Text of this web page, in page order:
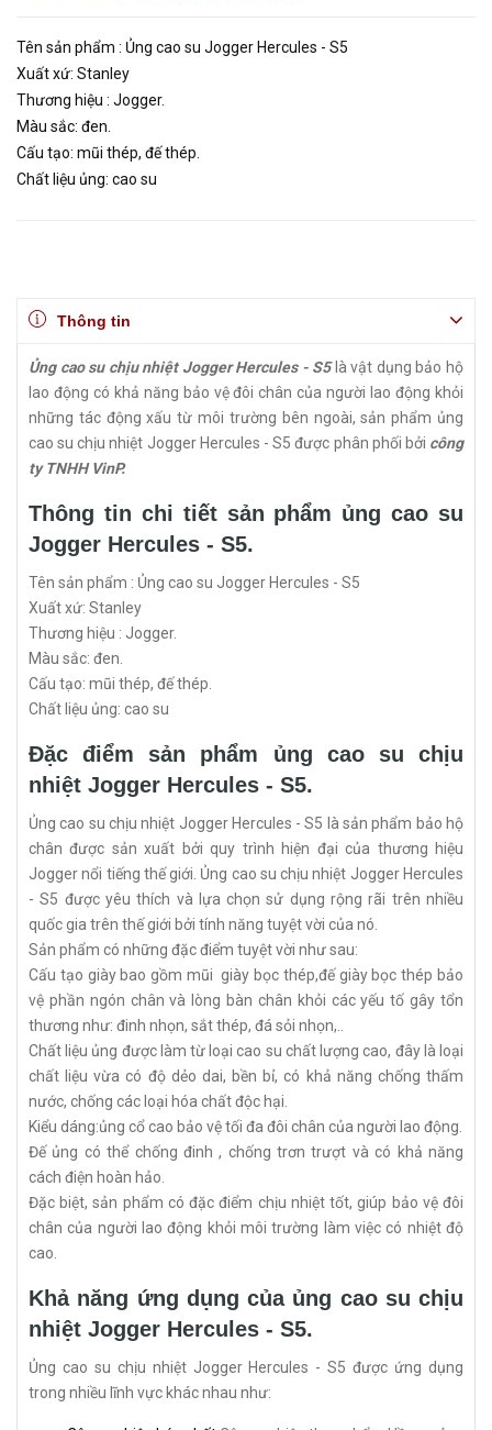
Tên sản phẩm : Ủng cao su Jogger Hercules - S5
Xuất xứ: Stanley
Thương hiệu : Jogger.
Màu sắc: đen.
Cấu tạo: mũi thép, đế thép.
Chất liệu ủng: cao su
Thông tin
Ủng cao su chịu nhiệt Jogger Hercules - S5là vật dụng bảo hộ
lao động có khả năng bảo vệ đôi chân của người lao động khỏi
những tác động xấu từ môi trường bên ngoài, sản phẩm ủng
cao su chịu nhiệt Jogger Hercules - S5 được phân phối bởi công
ty TNHH VinP.
Thông tin chi tiết sản phẩm ủng cao su
Jogger Hercules - S5.
Tên sản phẩm : Ủng cao su Jogger Hercules - S5
Xuất xứ: Stanley
Thương hiệu : Jogger.
Màu sắc: đen.
Cấu tạo: mũi thép, đế thép.
Chất liệu ủng: cao su
Đặc điểm sản phẩm ủng cao su chịu
nhiệt Jogger Hercules - S5.
Ủng cao su chịu nhiệt Jogger Hercules - S5 là sản phẩm bảo hộ
chân được sản xuất bởi quy trình hiện đại của thương hiệu
Jogger nổi tiếng thế giới. Ủng cao su chịu nhiệt Jogger Hercules
- S5 được yêu thích và lựa chọn sử dụng rộng rãi trên nhiều
quốc gia trên thế giới bởi tính năng tuyệt vời của nó.
Sản phẩm có những đặc điểm tuyệt vời như sau:
Cấu tạo giày bao gồm mũi giày bọc thép,đế giày bọc thép bảo
vệ phần ngón chân và lòng bàn chân khỏi các yếu tố gây tổn
thương như: đinh nhọn, sắt thép, đá sỏi nhọn,..
Chất liệu ủng được làm từ loại cao su chất lượng cao, đây là loại
chất liệu vừa có độ dẻo dai, bền bỉ, có khả năng chống thấm
nước, chống các loại hóa chất độc hại.
Kiểu dáng:ủng cổ cao bảo vệ tối đa đôi chân của người lao động.
Đế ủng có thể chống đinh , chống trơn trượt và có khả năng
cách điện hoàn hảo.
Đặc biệt, sản phẩm có đặc điểm chịu nhiệt tốt, giúp bảo vệ đôi
chân của người lao động khỏi môi trường làm việc có nhiệt độ
cao.
Khả năng ứng dụng của ủng cao su chịu
nhiệt Jogger Hercules - S5.
Ủng cao su chịu nhiệt Jogger Hercules - S5 được ứng dụng
trong nhiều lĩnh vực khác nhau như: